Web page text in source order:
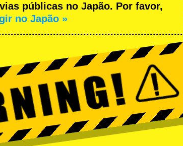
públicas no Japão. Por favor,
no Japão »